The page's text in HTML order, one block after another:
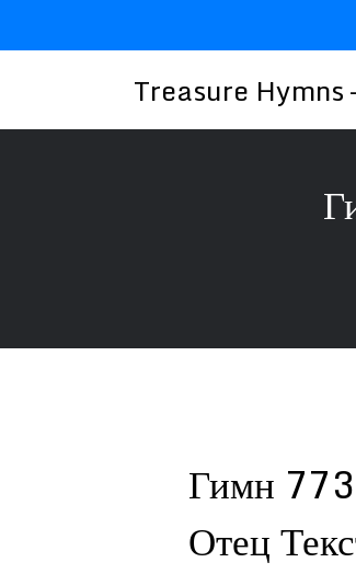
Treasure Hymns
Гимн
Отец